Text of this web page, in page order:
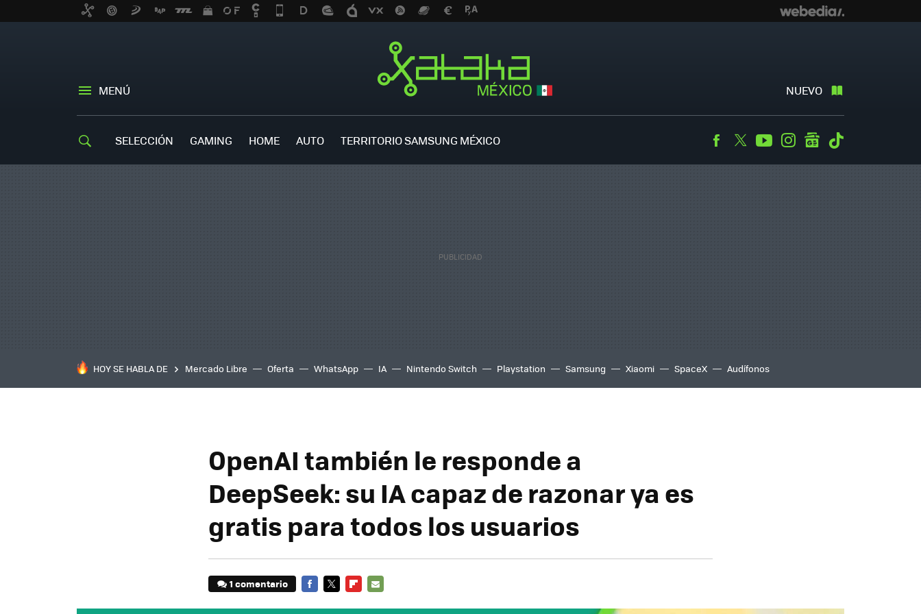
MENÚ NUEVO
SELECCIÓN GAMING HOME AUTO TERRITORIO SAMSUNG MÉXICO Facebook
TwitterYoutubeInstagramgooglenews
HOY SE HABLA DE Mercado Libre Oferta WhatsApp IA Nintendo Switch Playstation Samsung Xiaomi SpaceX Audífonos
OpenAI también le responde a
DeepSeek: su IA capaz de razonar ya es
gratis para todos los usuarios
1 comentario